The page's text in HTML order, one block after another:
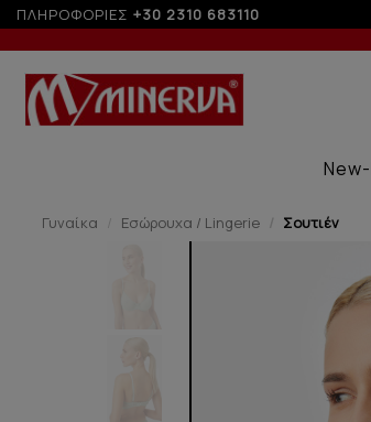
ΠΛΗΡΟΦΟΡΙΕΣ +30 2310 683110
Γυναίκα Εσώρουχα / Lingerie Σουτιέν